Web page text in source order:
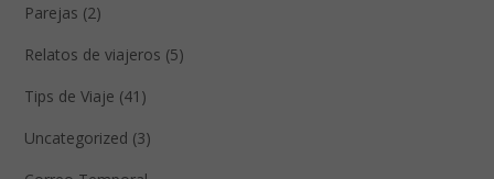
Parejas (2)
Relatos de viajeros (5)
Tips de Viaje (41)
Uncategorized (3)